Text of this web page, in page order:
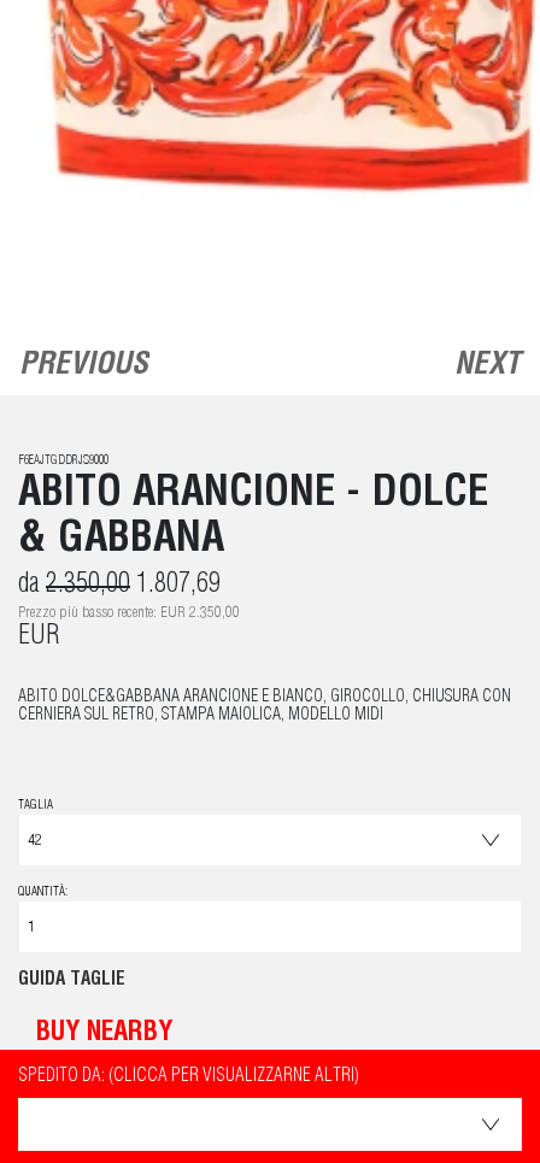
PREVIOUS NEXT
F6EAJTGDDRJS9000
ABITO ARANCIONE - DOLCE
& GABBANA
da 2.350,00 1.807,69
Prezzo più basso recente: EUR 2.350,00
EUR
ABITO DOLCE&GABBANA ARANCIONE E BIANCO, GIROCOLLO, CHIUSURA CON
CERNIERA SUL RETRO, STAMPA MAIOLICA, MODELLO MIDI
TAGLIA
QUANTITÀ:
GUIDA TAGLIE
BUY NEARBY
SPEDITO DA: (CLICCA PER VISUALIZZARNE ALTRI)